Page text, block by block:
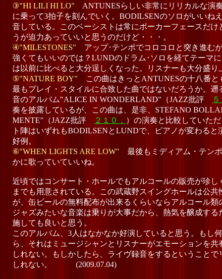
③"HI LILI HI LO" ANTUNESらしい非常にリリカルな演
に乗って3拍子を刻んでいく。BODILSENのソロがいいね
音している。このベーシストは常にポーカーフェースだ
うが迫力あっていいと思うのだけど・・・。
④"MILESTONES" アップ･テンポでコロコロと突き進む
強くてもいいのでは？LUNDのドラム･ソロを経てテーマ
は以前に比べると大分逞しくなった。リスナーも大分盛り
⑤"NATURE BOY"
この曲はきっとANTUNESの十八番
最もプレイ・スタイルに合致した曲ではないだろうか。遡
音のアルバム"ALICE IN WONDERLAND"（JAZZ批評
奏を披露しているが、この曲は、是非、STEFANO
MENTE"（JAZZ批評
２１０． ）の演奏と比較していた
ト陣はいずれもBODILSENとLUNDで、ピアノが変わる
好例。
⑥"WHEN LIGHTS ARE LOW" 最後もミディアム・テン
かに歌っていていいね。
近頃ではコンサート・ホールでもアルコールの販売が珍
までも用意されている。この武蔵野スイングホールは公
が、缶ビールの無料配布が出来るくらいならアルコール
ジャズみたいな音楽は乗りが大事だから、熱気を醸成す
施しても良いと思う。
このアルバム、3人はなかなか好演していると思う。もし
ら、それはミュージシャンとリスナーがエモーションを
しれない。もしかしたら、ライヴ録音をするということ
しれない。 (2009.07.04)